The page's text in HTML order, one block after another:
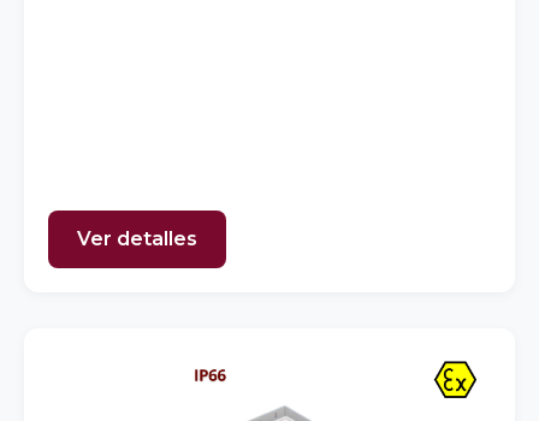
Ver detalles